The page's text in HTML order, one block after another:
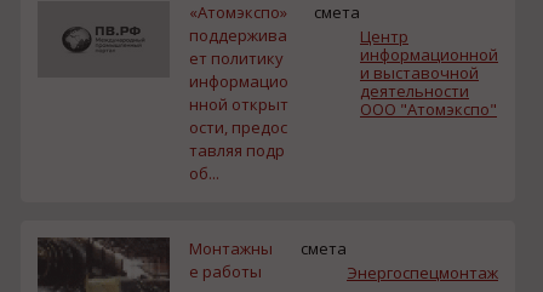
«Атомэкспо»
поддержива
ет политику
информацио
нной открыт
ости, предос
тавляя подр
об...
смета
Центр
информационной
и выставочной
деятельности
ООО "Атомэкспо"
Монтажны
е работы
смета
Энергоспецмонтаж